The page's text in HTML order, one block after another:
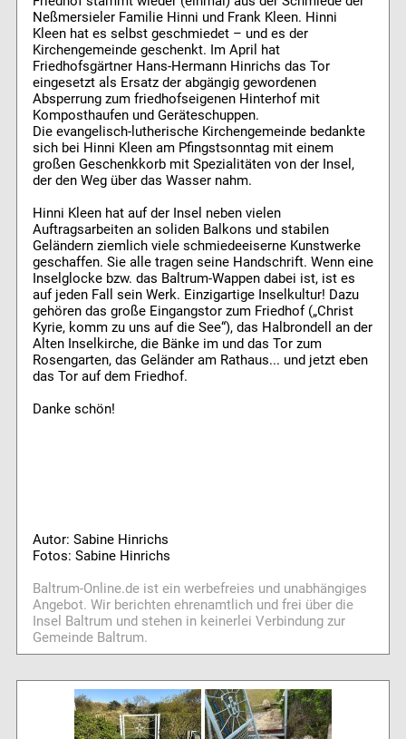
Neßmersieler Familie Hinni und Frank Kleen. Hinni
Kleen hat es selbst geschmiedet – und es der
Kirchengemeinde geschenkt. Im April hat
Friedhofsgärtner Hans-Hermann Hinrichs das Tor
eingesetzt als Ersatz der abgängig gewordenen
Absperrung zum friedhofseigenen Hinterhof mit
Komposthaufen und Geräteschuppen.
Die evangelisch-lutherische Kirchengemeinde bedankte
sich bei Hinni Kleen am Pfingstsonntag mit einem
großen Geschenkkorb mit Spezialitäten von der Insel,
der den Weg über das Wasser nahm.
Hinni Kleen hat auf der Insel neben vielen
Auftragsarbeiten an soliden Balkons und stabilen
Geländern ziemlich viele schmiedeeiserne Kunstwerke
geschaffen. Sie alle tragen seine Handschrift. Wenn eine
Inselglocke bzw. das Baltrum-Wappen dabei ist, ist es
auf jeden Fall sein Werk. Einzigartige Inselkultur! Dazu
gehören das große Eingangstor zum Friedhof („Christ
Kyrie, komm zu uns auf die See“), das Halbrondell an der
Alten Inselkirche, die Bänke im und das Tor zum
Rosengarten, das Geländer am Rathaus... und jetzt eben
das Tor auf dem Friedhof.
Danke schön!
Autor: Sabine Hinrichs
Fotos: Sabine Hinrichs
Baltrum-Online.de ist ein werbefreies und unabhängiges
Angebot. Wir berichten ehrenamtlich und frei über die
Insel Baltrum und stehen in keinerlei Verbindung zur
Gemeinde Baltrum.